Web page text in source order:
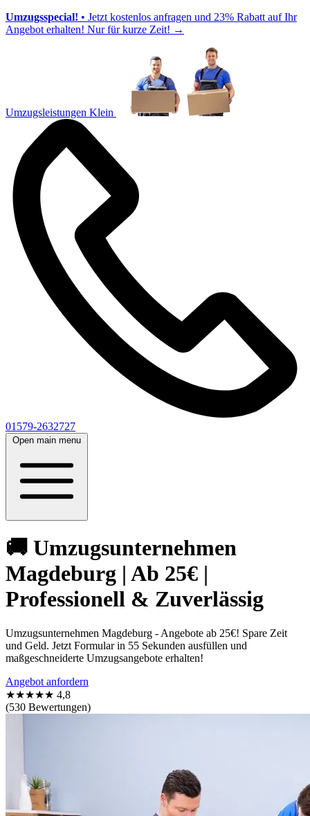
Umzugsspecial! • Jetzt kostenlos anfragen und 23% Rabatt auf Ihr
Angebot erhalten! Nur für kurze Zeit! →
Umzugsleistungen Klein
01579-2632727
Open main menu
🚚 Umzugsunternehmen
Magdeburg | Ab 25€ |
Professionell & Zuverlässig
Umzugsunternehmen Magdeburg - Angebote ab 25€! Spare Zeit
und Geld. Jetzt Formular in 55 Sekunden ausfüllen und
maßgeschneiderte Umzugsangebote erhalten!
Angebot anfordern
★★★★★ 4,8
(530 Bewertungen)